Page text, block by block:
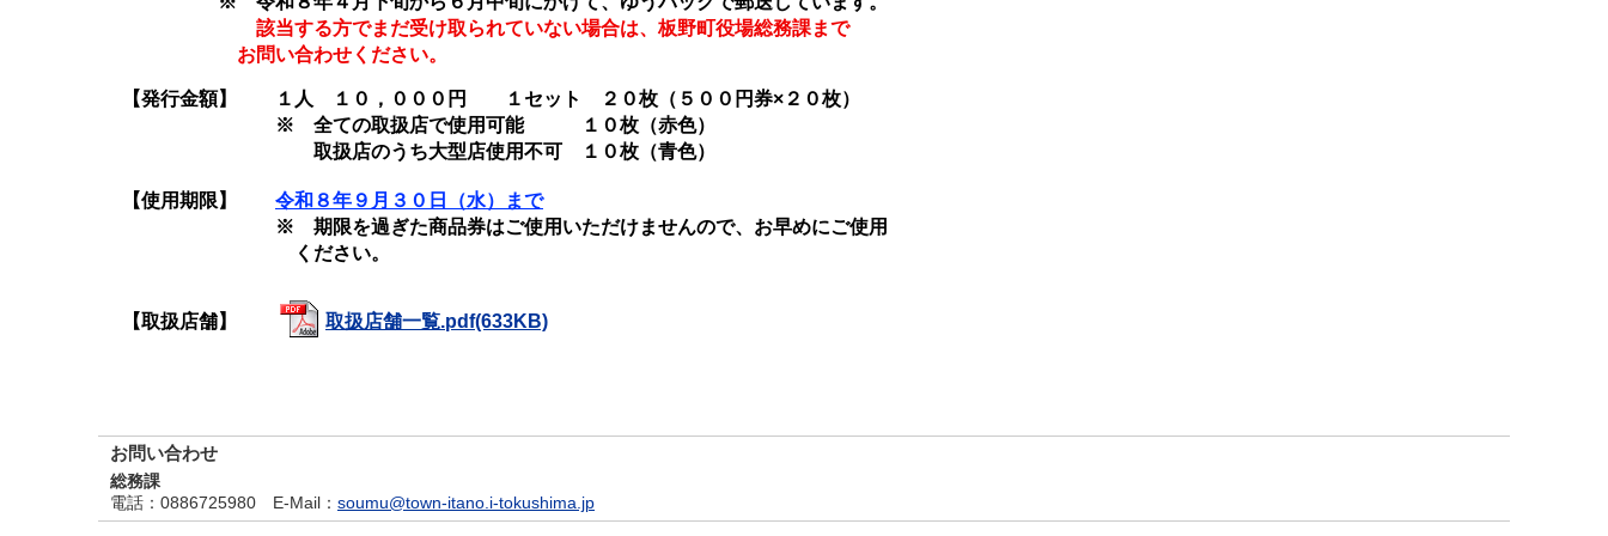
該当する方でまだ受け取られていない場合は、板野町役場総務課まで
お問い合わせください。
【発行金額】 １人 １０，０００円 １セット ２０枚（５００円券×２０枚）
※ 全ての取扱店で使用可能 １０枚（赤色）
取扱店のうち大型店使用不可 １０枚（青色）
【使用期限】 令和８年９月３０日（水）まで
※ 期限を過ぎた商品券はご使用いただけませんので、お早めにご使用
ください。
【取扱店舗】 取扱店舗一覧.pdf(633KB)
お問い合わせ
総務課
電話 ：0886725980 E-Mail ： soumu@town-itano.i-tokushima.jp